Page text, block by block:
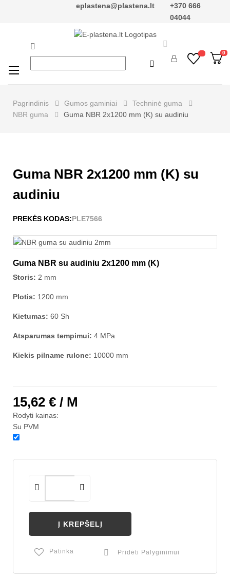
+370 666
04044
eplastena@plastena.lt
 

0
Perjungti
☰
Pagrindinis Gumos gaminiai
Techninė guma
NBR guma
Guma NBR 2x1200 mm (K) su audiniu
Guma NBR 2x1200 mm (K) su
audiniu
PREKĖS KODAS:PLE7566
Guma NBR su audiniu 2x1200 mm (K)
Storis: 2 mm
Plotis: 1200 mm
Kietumas: 60 Sh
Atsparumas tempimui: 4 MPa
Kiekis pilname rulone: 10000 mm
15,62 € / M
Rodyti kainas:
Su PVM
Į KREPŠELĮ
Patinka Pridėti Palyginimui